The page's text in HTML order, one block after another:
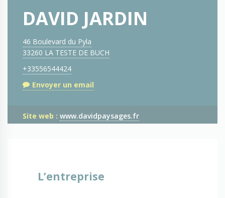
DAVID JARDIN
46 Boulevard du Pyla
33260 LA TESTE DE BUCH
+33556544424
Envoyer un email
Site web : www.davidpaysages.fr
L’entreprise